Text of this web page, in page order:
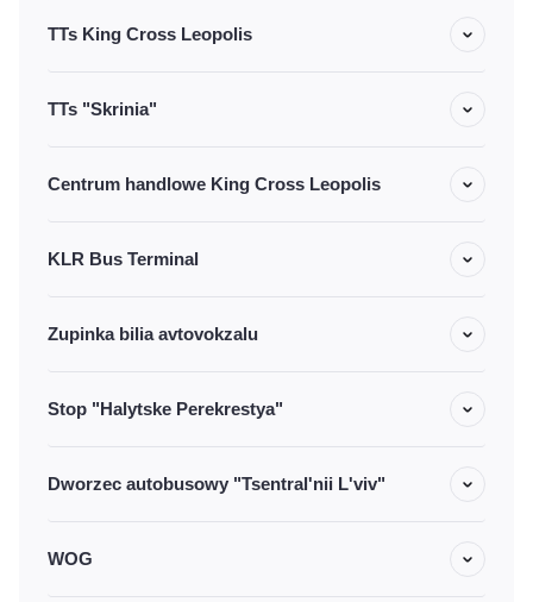
TTs King Cross Leopolis
TTs "Skrinia"
Centrum handlowe King Cross Leopolis
KLR Bus Terminal
Zupinka bilia avtovokzalu
Stop "Halytske Perekrestya"
Dworzec autobusowy "Tsentral'nii L'viv"
WOG